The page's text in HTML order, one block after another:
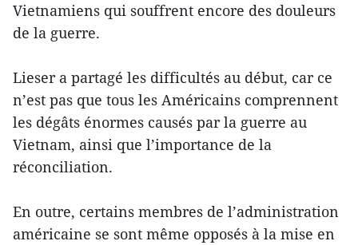
Vietnamiens qui souffrent encore des douleurs
de la guerre.
Lieser a partagé les difficultés au début, car ce
n’est pas que tous les Américains comprennent
les dégâts énormes causés par la guerre au
Vietnam, ainsi que l’importance de la
réconciliation.
En outre, certains membres de l’administration
américaine se sont même opposés à la mise en